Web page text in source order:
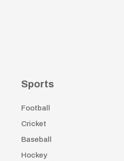
Sports
Football
Cricket
Baseball
Hockey